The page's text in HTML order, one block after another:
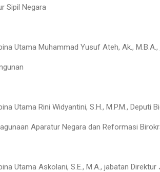
Sipil Negara
Utama Muhammad Yusuf Ateh, Ak.,
Utama Rini Widyantini, S.H., M.P.M.,
Aparatur Negara dan Reformasi
Utama Askolani, S.E., M.A., jabatan